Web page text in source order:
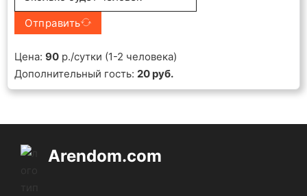
Отправить
Цена: 90 р./сутки (1-2 человека)
Дополнительный гость: 20 руб.
Arendom.com